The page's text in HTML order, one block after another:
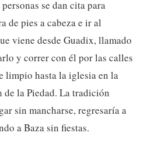
se dan cita para
de pies a cabeza e ir al
viene desde Guadix, llamado
y correr con él por las calles
limpio hasta la iglesia en la
de la Piedad. La tradición
sin mancharse, regresaría a
a Baza sin fiestas.